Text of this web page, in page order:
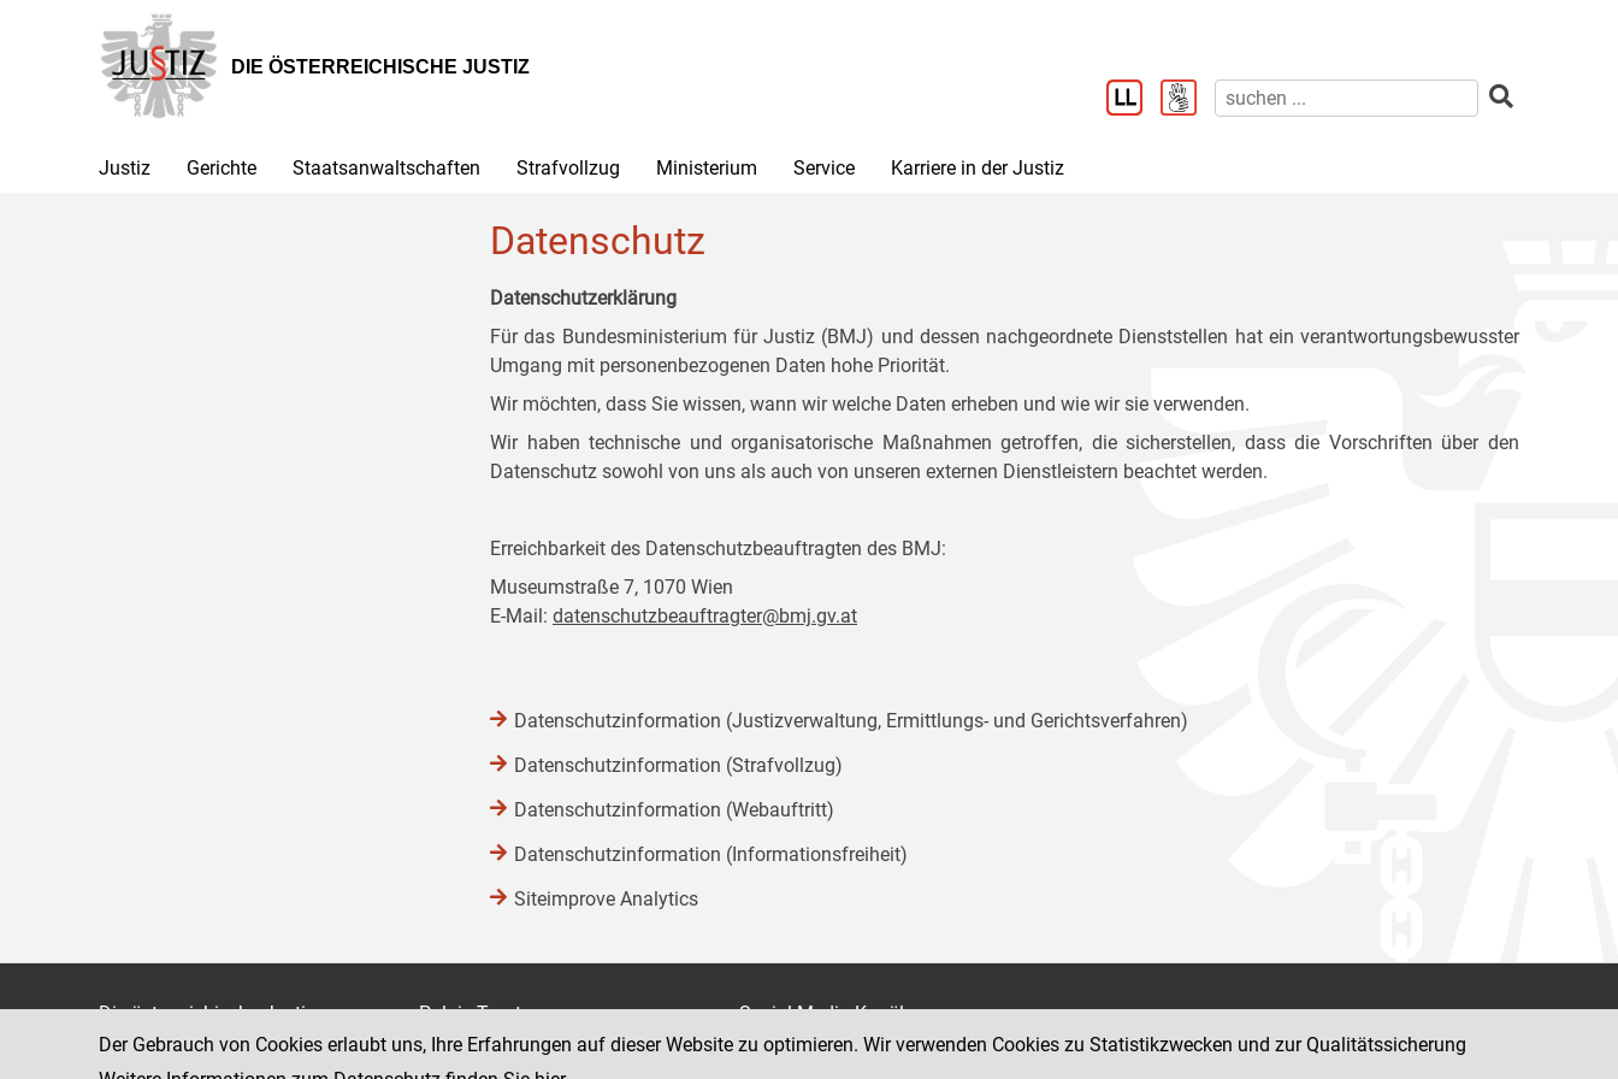
Hauptnavigation
[1]
Inhalt
[2]
Untermenü
[3]
DIE ÖSTERREICHISCHE JUSTIZ
Justiz Gerichte Staatsanwaltschaften Strafvollzug Ministerium Service Karriere in der Justiz
Datenschutz
Datenschutzerklärung
Für das Bundesministerium für Justiz (BMJ) und dessen nachgeordnete Dienststellen hat ein verantwortungsbewusster
Umgang mit personenbezogenen Daten hohe Priorität.
Wir möchten, dass Sie wissen, wann wir welche Daten erheben und wie wir sie verwenden.
Wir haben technische und organisatorische Maßnahmen getroffen, die sicherstellen, dass die Vorschriften über den
Datenschutz sowohl von uns als auch von unseren externen Dienstleistern beachtet werden.
Erreichbarkeit des Datenschutzbeauftragten des BMJ:
Museumstraße 7, 1070 Wien
E-Mail: datenschutzbeauftragter@bmj.gv.at
Datenschutzinformation (Justizverwaltung, Ermittlungs- und Gerichtsverfahren)
Datenschutzinformation (Strafvollzug)
Datenschutzinformation (Webauftritt)
Datenschutzinformation (Informationsfreiheit)
Siteimprove Analytics
Die österreichische Justiz
Bundesministerium für Justiz
Palais Trautson
Museumstraße 7
1070 Wien
Social Media Kanäle
der Justiz und des BMJ
Der Gebrauch von Cookies erlaubt uns, Ihre Erfahrungen auf dieser Website zu optimieren. Wir verwenden Cookies zu Statistikzwecken und zur Qualitätssicherung